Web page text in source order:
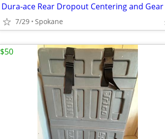
7/29 Spokane
$50